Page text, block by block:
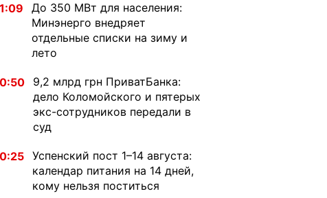
До 350 МВт для населения:
Минэнерго внедряет
отдельные списки на зиму и
лето
9,2 млрд грн ПриватБанка:
дело Коломойского и пятерых
экс-сотрудников передали в
суд
Успенский пост 1–14 августа:
календар питания на 14 дней,
кому нельзя поститься